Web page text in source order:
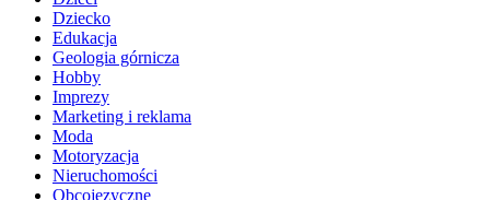
Dziecko
Edukacja
Geologia górnicza
Hobby
Imprezy
Marketing i reklama
Moda
Motoryzacja
Nieruchomości
Obcojęzyczne